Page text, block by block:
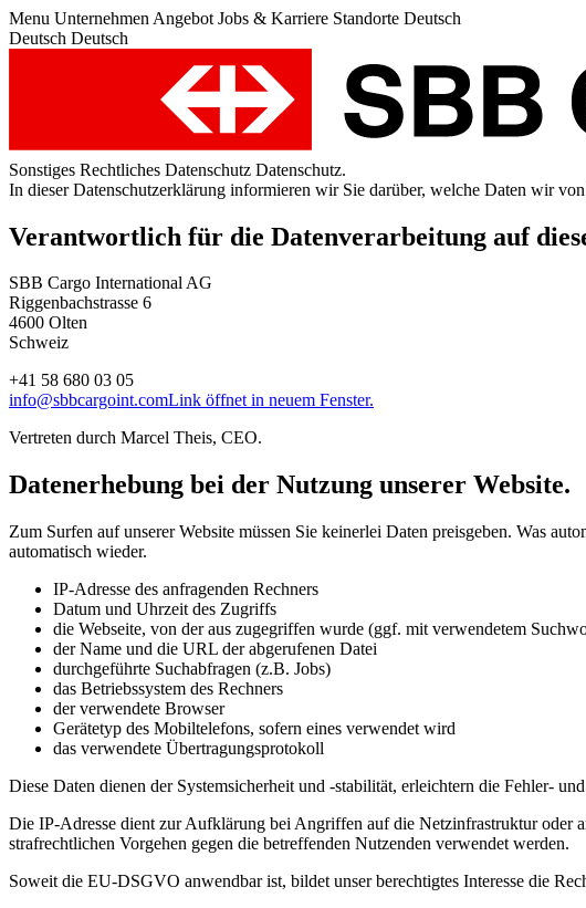
Menu Unternehmen Angebot Jobs & Karriere Standorte Deutsch
Deutsch Deutsch
Sonstiges Rechtliches Datenschutz Datenschutz.
In dieser Datenschutzerklärung informieren wir Sie darüber, welche Daten wir
Verantwortlich für die Datenverarbeitung auf
SBB Cargo International AG
Riggenbachstrasse 6
4600 Olten
Schweiz
+41 58 680 03 05
info@sbbcargoint.comLink öffnet in neuem Fenster.
Vertreten durch Marcel Theis, CEO.
Datenerhebung bei der Nutzung unserer Website.
Zum Surfen auf unserer Website müssen Sie keinerlei Daten preisgeben. Was
automatisch wieder.
IP-Adresse des anfragenden Rechners
Datum und Uhrzeit des Zugriffs
die Webseite, von der aus zugegriffen wurde (ggf. mit verwendetem
der Name und die URL der abgerufenen Datei
durchgeführte Suchabfragen (z.B. Jobs)
das Betriebssystem des Rechners
der verwendete Browser
Gerätetyp des Mobiltelefons, sofern eines verwendet wird
das verwendete Übertragungsprotokoll
Diese Daten dienen der Systemsicherheit und -stabilität, erleichtern die Fehler-
Die IP-Adresse dient zur Aufklärung bei Angriffen auf die Netzinfrastruktur oder
strafrechtlichen Vorgehen gegen die betreffenden Nutzenden verwendet werden.
Soweit die EU-DSGVO anwendbar ist, bildet unser berechtigtes Interesse die